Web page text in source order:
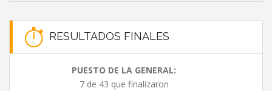
RESULTADOS FINALES
PUESTO DE LA GENERAL:
7 de 43 que finalizaron